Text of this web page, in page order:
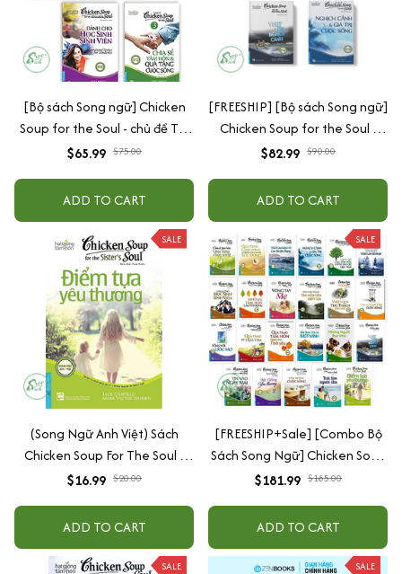
[Bộ sách Song ngữ] Chicken
Soup for the Soul - chủ đề Tin
vào ngày mai
$65.99 $75.00
ADD TO CART
[FREESHIP] [Bộ sách Song ngữ]
Chicken Soup for the Soul -
chủ đề Vượt Lên Nghịch Cảnh"
$82.99 $90.00
ADD TO CART
SALE
(Song Ngữ Anh Việt) Sách
Chicken Soup For The Soul -
Điểm Tựa Yêu Thương
$16.99 $20.00
ADD TO CART
SALE
[FREESHIP+Sale] [Combo Bộ
Sách Song Ngữ] Chicken Soup
For The Soul (Trọn bộ 23 cuốn
$181.99 $185.00
ADD TO CART
SALE SALE